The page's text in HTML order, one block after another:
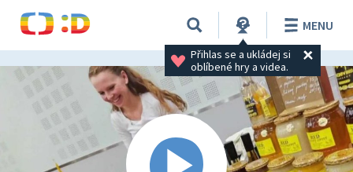
Přihlas se a ukládej si
oblíbené hry a videa.
MENU